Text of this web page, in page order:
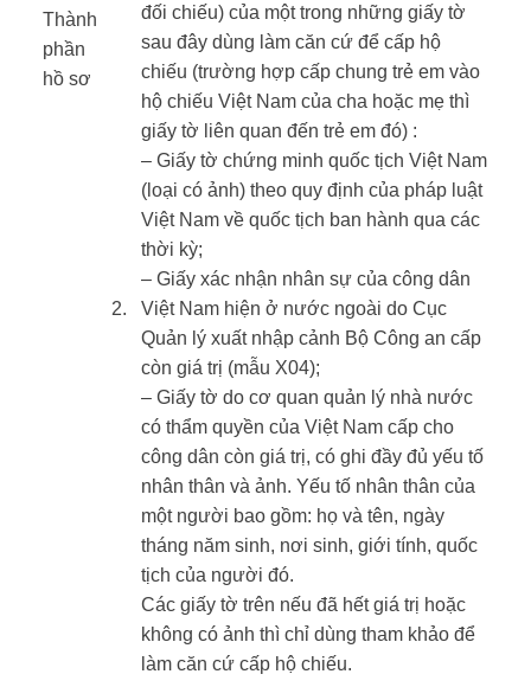
Thành
phần
hồ sơ ​
​2.
đối chiếu) của một trong những giấy tờ
sau đây dùng làm căn cứ để cấp hộ
chiếu (trường hợp cấp chung trẻ em vào
hộ chiếu Việt Nam của cha hoặc mẹ thì
giấy tờ liên quan đến trẻ em đó) :
– Giấy tờ chứng minh quốc tịch Việt Nam
(loại có ảnh) theo quy định của pháp luật
Việt Nam về quốc tịch ban hành qua các
thời kỳ;
– Giấy xác nhận nhân sự của công dân
Việt Nam hiện ở nước ngoài do Cục
Quản lý xuất nhập cảnh Bộ Công an cấp
còn giá trị (mẫu X04);
– Giấy tờ do cơ quan quản lý nhà nước
có thẩm quyền của Việt Nam cấp cho
công dân còn giá trị, có ghi đầy đủ yếu tố
nhân thân và ảnh. Yếu tố nhân thân của
một người bao gồm: họ và tên, ngày
tháng năm sinh, nơi sinh, giới tính, quốc
tịch của người đó.
Các giấy tờ trên nếu đã hết giá trị hoặc
không có ảnh thì chỉ dùng tham khảo để
làm căn cứ cấp hộ chiếu.